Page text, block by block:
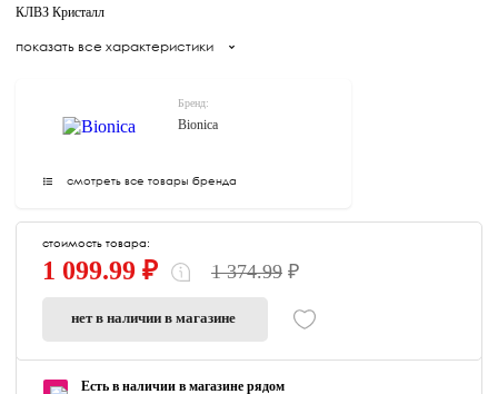
КЛВЗ Кристалл
показать все характеристики
Бренд:
Bionica
смотреть все товары бренда
стоимость товара:
1 099.99 ₽ 1 374.99 ₽
нет в наличии в магазине
Есть в наличии в магазине рядом